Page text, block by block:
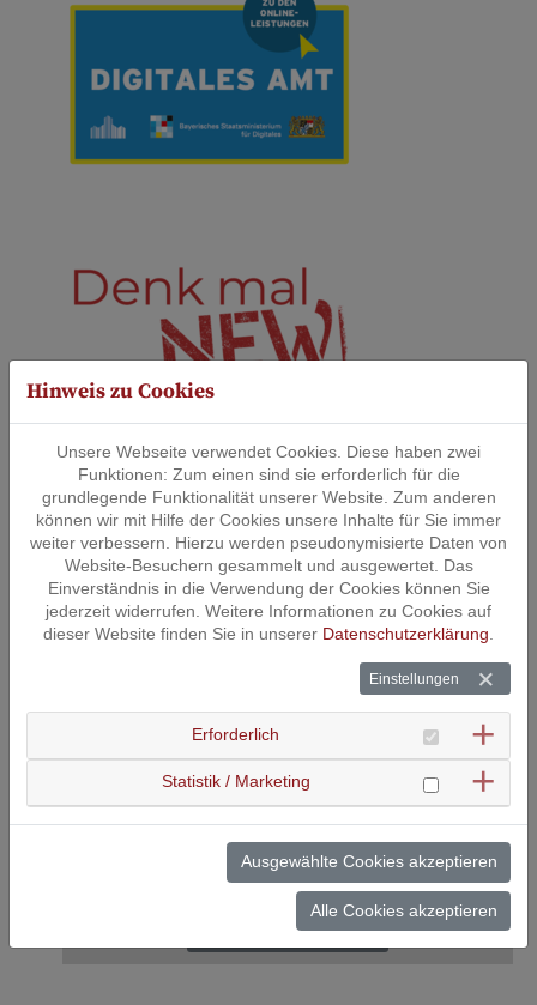
Unser Imagefilm!
Beim Laden des Videos werden externe Inhalte und Cookies von
YouTube geladen.
Nähere Informationen entnehmen Sie unserer
Datenschutzerklärung.
Dieses YouTube-Video laden
Cookie Management
Beim Laden dieser Anwendung werden externe Inhalte und Cookies
von Map-One geladen.
Nähere Informationen entnehmen Sie unsererDatenschutzerklärung.
Map-One-Anwendung laden
Cookie Management
Hinweis zu Cookies
Unsere Webseite verwendet Cookies. Diese haben zwei
Funktionen: Zum einen sind sie erforderlich für die
grundlegende Funktionalität unserer Website. Zum anderen
können wir mit Hilfe der Cookies unsere Inhalte für Sie immer
weiter verbessern. Hierzu werden pseudonymisierte Daten von
Website-Besuchern gesammelt und ausgewertet. Das
Einverständnis in die Verwendung der Cookies können Sie
jederzeit widerrufen. Weitere Informationen zu Cookies auf
dieser Website finden Sie in unserer Datenschutzerklärung
Einstellungen
Erforderlich
Statistik / Marketing
Ausgewählte Cookies akzeptieren
Alle Cookies akzeptieren